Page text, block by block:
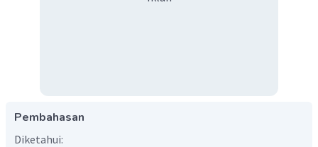
Pembahasan
Diketahui: